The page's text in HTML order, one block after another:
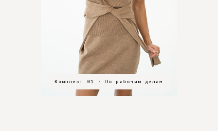
Комплект 01 · По рабочим делам
Комплект 02 · В зал
Комплект 03 · На особенный вечер